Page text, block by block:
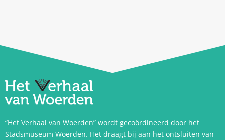
“Het Verhaal van Woerden” wordt gecoördineerd door het
Stadsmuseum Woerden. Het draagt bij aan het ontsluiten van